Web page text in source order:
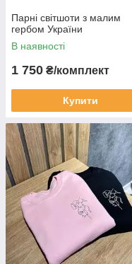
Парні світшоти з малим
гербом України
В наявності
1 750 ₴/комплект
Купити